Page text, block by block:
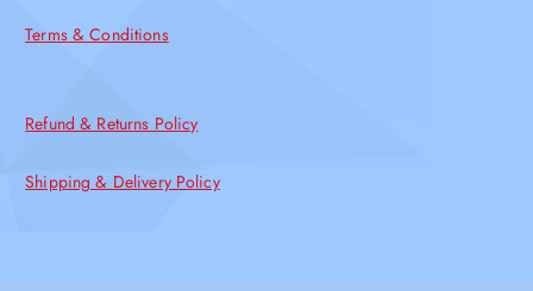
Terms & Conditions
Refund & Returns Policy
Shipping & Delivery Policy